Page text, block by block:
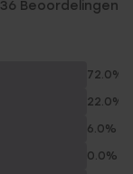
36 Beoordelingen
72.0%
22.0%
6.0%
0.0%